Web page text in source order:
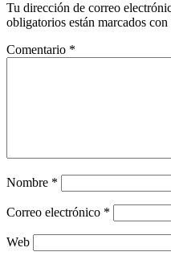
Tu dirección de correo
obligatorios están marcados con
Comentario *
Nombre *
Correo electrónico *
Web